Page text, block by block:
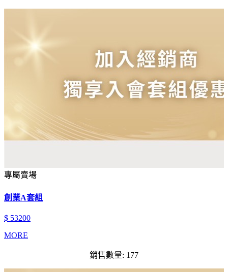
專屬賣場
創業A套組
$ 53200
MORE
銷售數量: 177